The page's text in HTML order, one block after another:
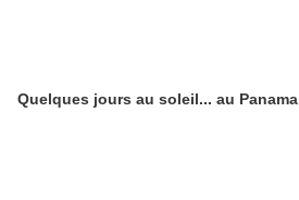
Quelques jours au soleil... au Panama